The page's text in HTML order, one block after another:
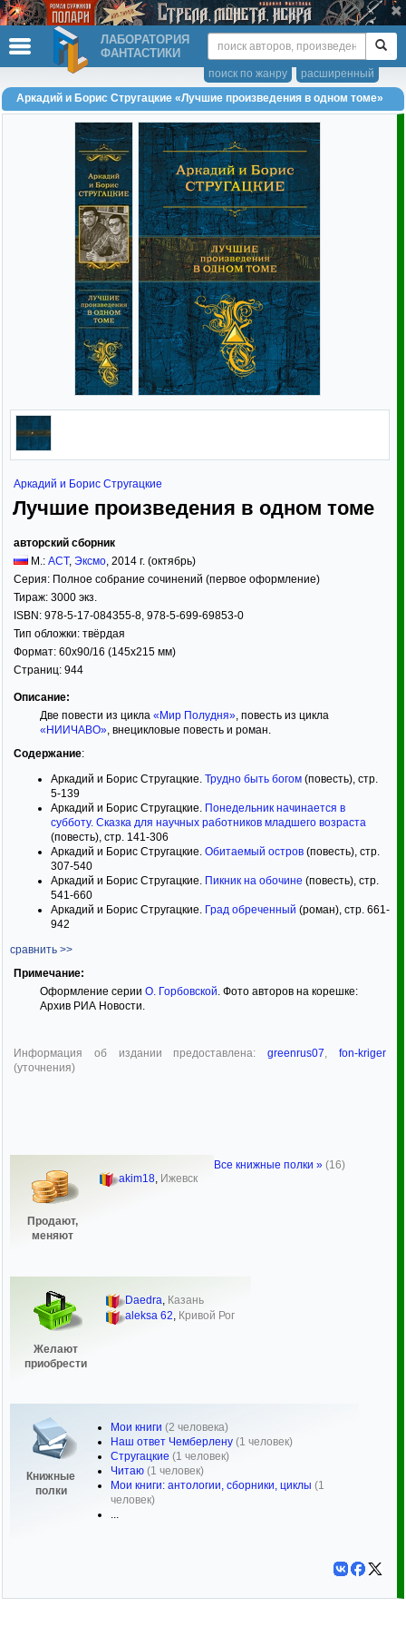
ЛАБОРАТОРИЯ
ФАНТАСТИКИ
расширенный
поиск по жанру
Аркадий и Борис Стругацкие «Лучшие произведения в одном томе»
Аркадий и Борис Стругацкие
Лучшие произведения в одном томе
авторский сборник
М.: АСТ, Эксмо, 2014 г. (октябрь)
Серия: Полное собрание сочинений (первое оформление)
Тираж: 3000 экз.
ISBN: 978-5-17-084355-8, 978-5-699-69853-0
Тип обложки: твёрдая
Формат: 60x90/16 (145x215 мм)
Страниц: 944
Описание:
Две повести из цикла «Мир Полудня», повесть из цикла
«НИИЧАВО», внецикловые повесть и роман.
Содержание:
Аркадий и Борис Стругацкие. Трудно быть богом (повесть), стр.
5-139
Аркадий и Борис Стругацкие. Понедельник начинается в
субботу. Сказка для научных работников младшего возраста
(повесть), стр. 141-306
Аркадий и Борис Стругацкие. Обитаемый остров (повесть), стр.
307-540
Аркадий и Борис Стругацкие. Пикник на обочине (повесть), стр.
541-660
Аркадий и Борис Стругацкие. Град обреченный (роман), стр. 661-
942
сравнить >>
Примечание:
Оформление серии О. Горбовской. Фото авторов на корешке:
Архив РИА Новости.
Информация об издании предоставлена:greenrus07,fon-kriger
(уточнения)
Продают,
меняют
akim18, Ижевск
Желают
приобрести
Daedra, Казань
aleksa 62, Кривой Рог
Книжные
полки
Мои книги (2 человека)
Наш ответ Чемберлену (1 человек)
Стругацкие (1 человек)
Читаю (1 человек)
Мои книги: антологии, сборники, циклы (1
человек)
...
Все книжные полки » (16)